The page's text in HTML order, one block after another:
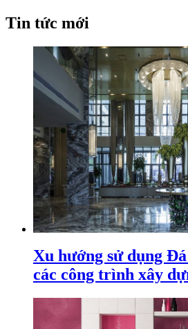
Tin tức mới
Xu hướng sử dụng
các công trình xây